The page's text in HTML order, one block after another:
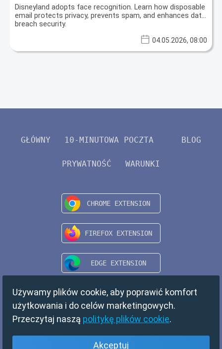
Disneyland adopts face recognition. Learn how disposable
email protects privacy, prevents spam, and enhances data
breach security.
04.05.2026, 08:00
GŁÓWNY 10-MINUTOWA POCZTA BLOG
PRYWATNOŚĆ WARUNKI
Używamy plików cookie, aby poprawić komfort
użytkowania i do celów marketingowych.
Przeczytaj naszą politykę plików cookie.
Akceptuj